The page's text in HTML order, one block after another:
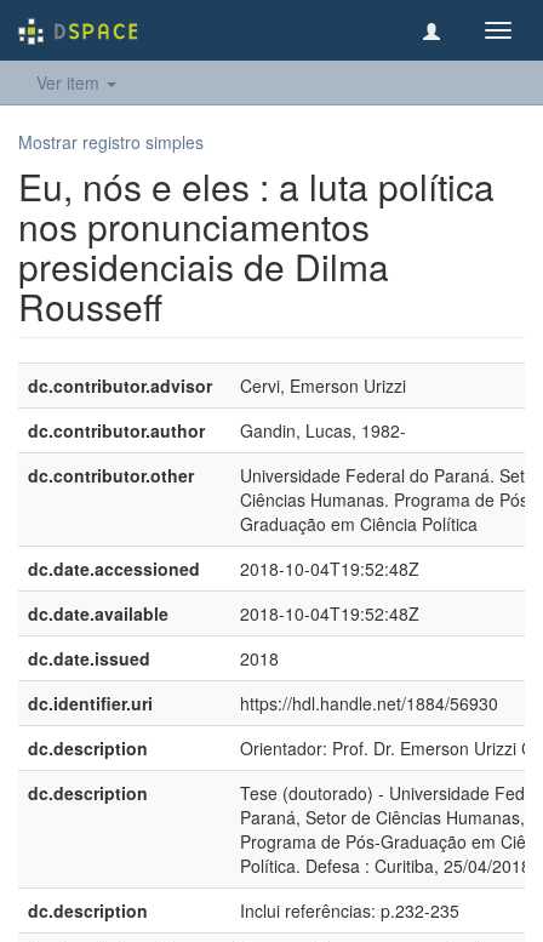
Ver item
Mostrar registro simples
Eu, nós e eles : a luta política
nos pronunciamentos
presidenciais de Dilma
Rousseff
dc.contributor.advisor
Cervi, Emerson Urizzi
dc.contributor.author
Gandin, Lucas, 1982-
dc.contributor.other
Universidade Federal do Paraná.
Ciências Humanas. Programa de Pós-
Graduação em Ciência Política
dc.date.accessioned
2018-10-04T19:52:48Z
dc.date.available
2018-10-04T19:52:48Z
dc.date.issued
2018
dc.identifier.uri
https://hdl.handle.net/1884/56930
dc.description
Orientador: Prof. Dr. Emerson Urizzi
dc.description
Tese (doutorado) - Universidade
Paraná, Setor de Ciências Humanas,
Programa de Pós-Graduação em
Política. Defesa : Curitiba, 25/04/2018
dc.description
Inclui referências: p.232-235